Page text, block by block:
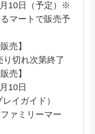
10日（予定）※
マートで販売予
売】
り切れ次第終了
売】
10日
イガイド）
ァミリーマー